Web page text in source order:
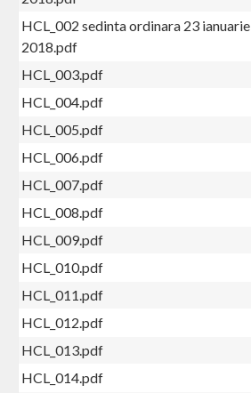
HCL_002 sedinta ordinara 23 ianuarie
2018.pdf
HCL_003.pdf
HCL_004.pdf
HCL_005.pdf
HCL_006.pdf
HCL_007.pdf
HCL_008.pdf
HCL_009.pdf
HCL_010.pdf
HCL_011.pdf
HCL_012.pdf
HCL_013.pdf
HCL_014.pdf